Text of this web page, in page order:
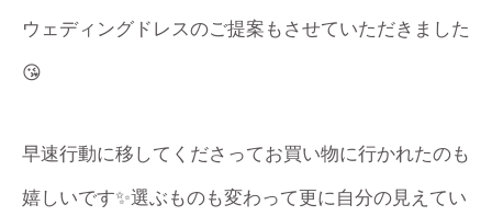
ウェディングドレスのご提案もさせていただきました
😘
早速行動に移してくださってお買い物に行かれたのも
嬉しいです✨選ぶものも変わって更に自分の見えてい